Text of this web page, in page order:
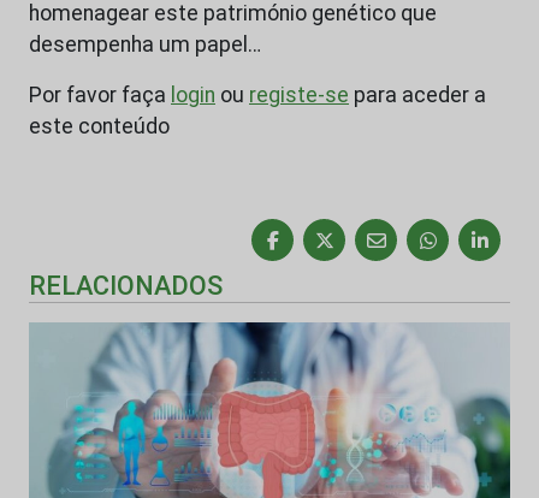
homenagear este património genético que
desempenha um papel…
Por favor faça login ou registe-se para aceder a
este conteúdo
RELACIONADOS